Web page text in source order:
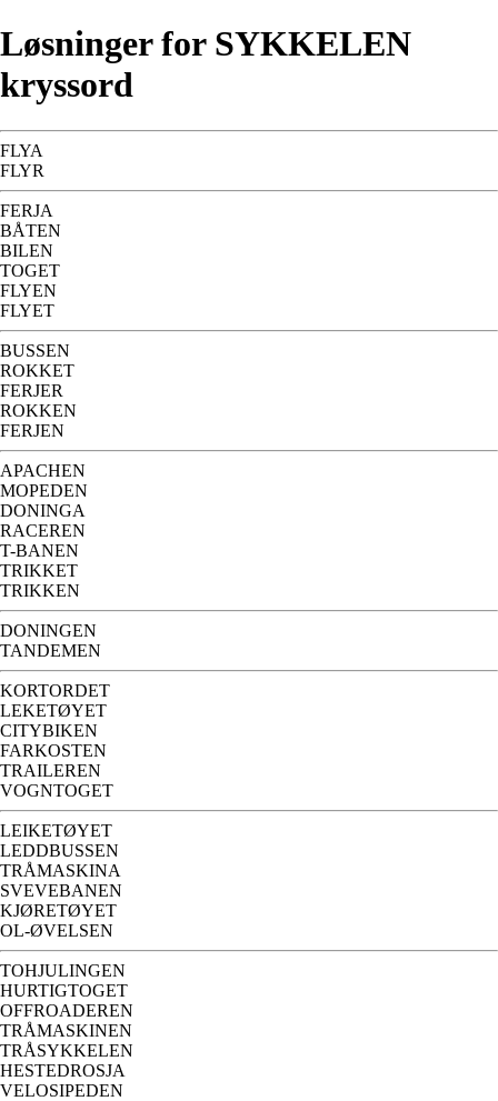
Løsninger for SYKKELEN
kryssord
FLYA
FLYR
FERJA
BÅTEN
BILEN
TOGET
FLYEN
FLYET
BUSSEN
ROKKET
FERJER
ROKKEN
FERJEN
APACHEN
MOPEDEN
DONINGA
RACEREN
T-BANEN
TRIKKET
TRIKKEN
DONINGEN
TANDEMEN
KORTORDET
LEKETØYET
CITYBIKEN
FARKOSTEN
TRAILEREN
VOGNTOGET
LEIKETØYET
LEDDBUSSEN
TRÅMASKINA
SVEVEBANEN
KJØRETØYET
OL-ØVELSEN
TOHJULINGEN
HURTIGTOGET
OFFROADEREN
TRÅMASKINEN
TRÅSYKKELEN
HESTEDROSJA
VELOSIPEDEN